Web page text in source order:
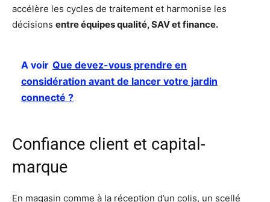
accélère les cycles de traitement et harmonise les
décisions entre équipes qualité, SAV et finance.
A voir Que devez-vous prendre en
considération avant de lancer votre jardin
connecté ?
Confiance client et capital-
marque
En magasin comme à la réception d’un colis, un scellé